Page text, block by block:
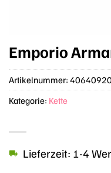
Emporio
Lieferzeit: 1-4
Artikelnummer:
Kategorie: Kette